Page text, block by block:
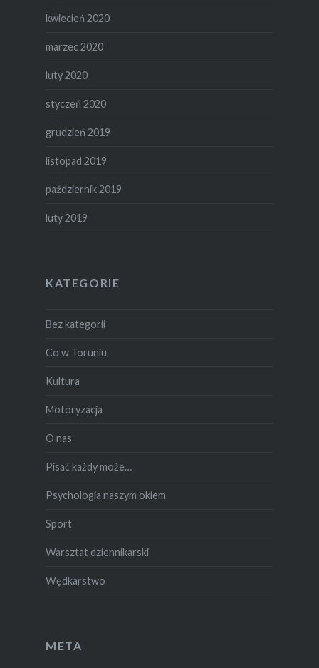
kwiecień 2020
marzec 2020
luty 2020
styczeń 2020
grudzień 2019
listopad 2019
październik 2019
luty 2019
KATEGORIE
Bez kategorii
Co w Toruniu
Kultura
Motoryzacja
O nas
Pisać każdy może…
Psychologia naszym okiem
Sport
Warsztat dziennikarski
Wędkarstwo
META